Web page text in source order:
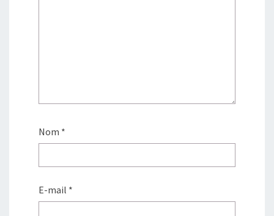
Nom *
E-mail *